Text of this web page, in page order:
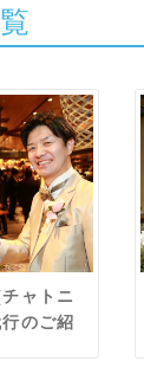
ャトニ
のご紹